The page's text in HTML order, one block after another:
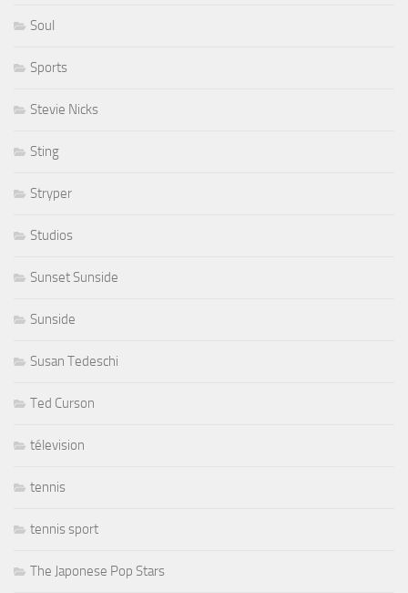
Soul
Sports
Stevie Nicks
Sting
Stryper
Studios
Sunset Sunside
Sunside
Susan Tedeschi
Ted Curson
télevision
tennis
tennis sport
The Japonese Pop Stars